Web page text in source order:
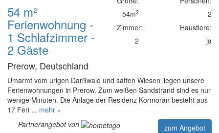
54 m²
Ferienwohnung -
1 Schlafzimmer -
2 Gäste
Prerow, Deutschland
54m2
Zimmer:
2
2
Haustiere:
ja
Umarmt vom urigen Darßwald und satten Wiesen liegen unsere
Ferienwohnungen in Prerow. Zum weißen Sandstrand sind es nur
wenige Minuten. Die Anlage der Residenz Kormoran besteht aus
17 Feri ... mehr »
Partnerangebot von
zum Angebot